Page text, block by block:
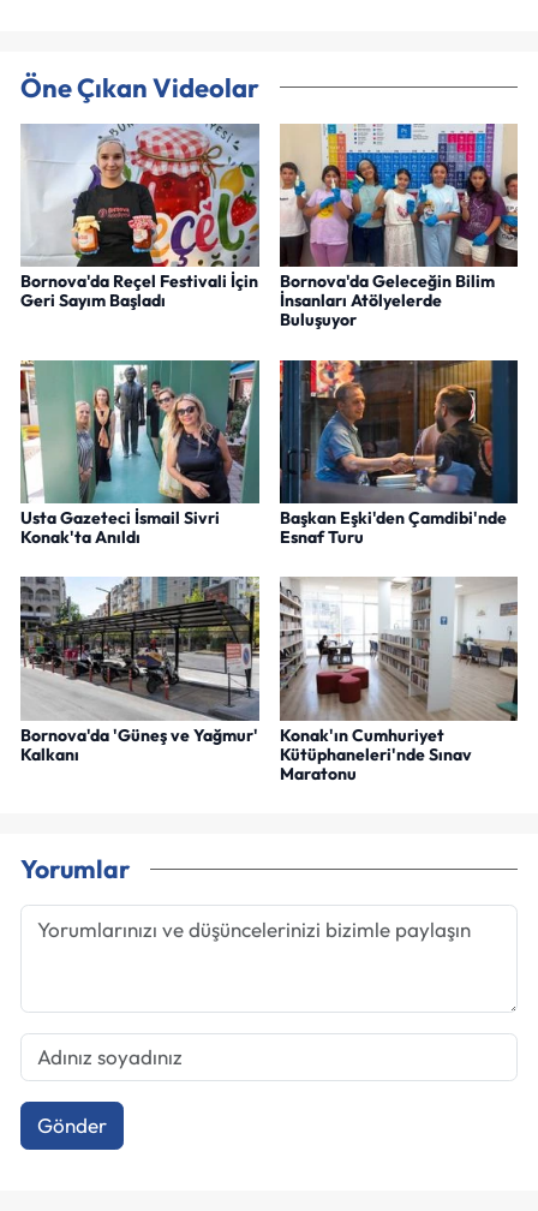
Öne Çıkan Videolar
Bornova'da Reçel Festivali İçin
Geri Sayım Başladı
Bornova'da Geleceğin Bilim
İnsanları Atölyelerde
Buluşuyor
Usta Gazeteci İsmail Sivri
Konak'ta Anıldı
Başkan Eşki'den Çamdibi'nde
Esnaf Turu
Bornova'da 'Güneş ve Yağmur'
Kalkanı
Konak'ın Cumhuriyet
Kütüphaneleri'nde Sınav
Maratonu
Yorumlar
Gönder